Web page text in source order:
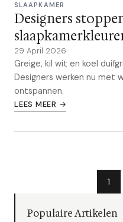
SLAAPKAMER
Designers
29 April 2026
Greige, kil wit en koel
Designers werken nu met
ontspannen.
LEES MEER →
1
Populaire Artikelen